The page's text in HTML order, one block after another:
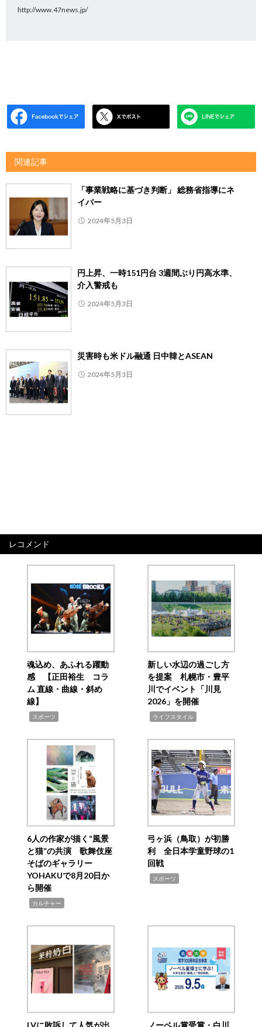
http://www.47news.jp/
関連記事
「事業戦略に基づき判断」 総務省指導にネ
イバー
2024年5月3日
円上昇、一時151円台 3週間ぶり円高水準、
介入警戒も
2024年5月3日
災害時も米ドル融通 日中韓とASEAN
2024年5月3日
レコメンド
魂込め、あふれる躍動
感 【正田裕生 コラ
ム 直線・曲線・斜め
線】
スポーツ
新しい水辺の過ごし方
を提案 札幌市・豊平
川でイベント「川見
2026」を開催
ライフスタイル
6人の作家が描く“風景
と猫”の共演 歌舞伎座
そばのギャラリー
YOHAKUで8月20日か
ら開催
カルチャー
弓ヶ浜（鳥取）が初勝
利 全日本学童野球の1
回戦
スポーツ